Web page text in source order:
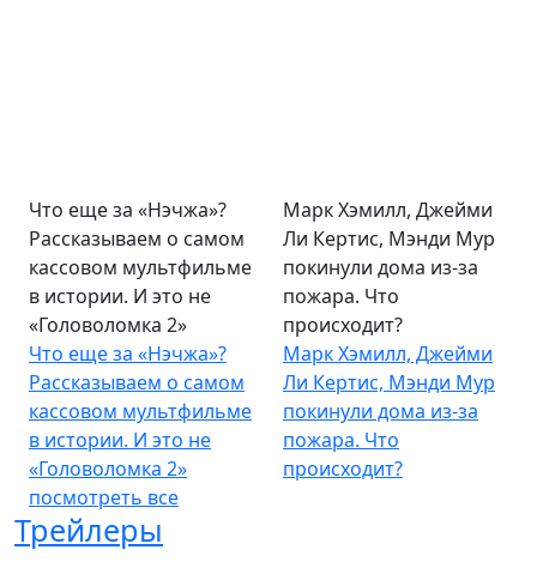
Что еще за «Нэчжа»?
Рассказываем о самом
кассовом мультфильме
в истории. И это не
«Головоломка 2»
Что еще за «Нэчжа»?
Рассказываем о самом
кассовом мультфильме
в истории. И это не
«Головоломка 2»
Марк Хэмилл, Джейми
Ли Кертис, Мэнди Мур
покинули дома из-за
пожара. Что
происходит?
Марк Хэмилл, Джейми
Ли Кертис, Мэнди Мур
покинули дома из-за
пожара. Что
происходит?
посмотреть все
Трейлеры